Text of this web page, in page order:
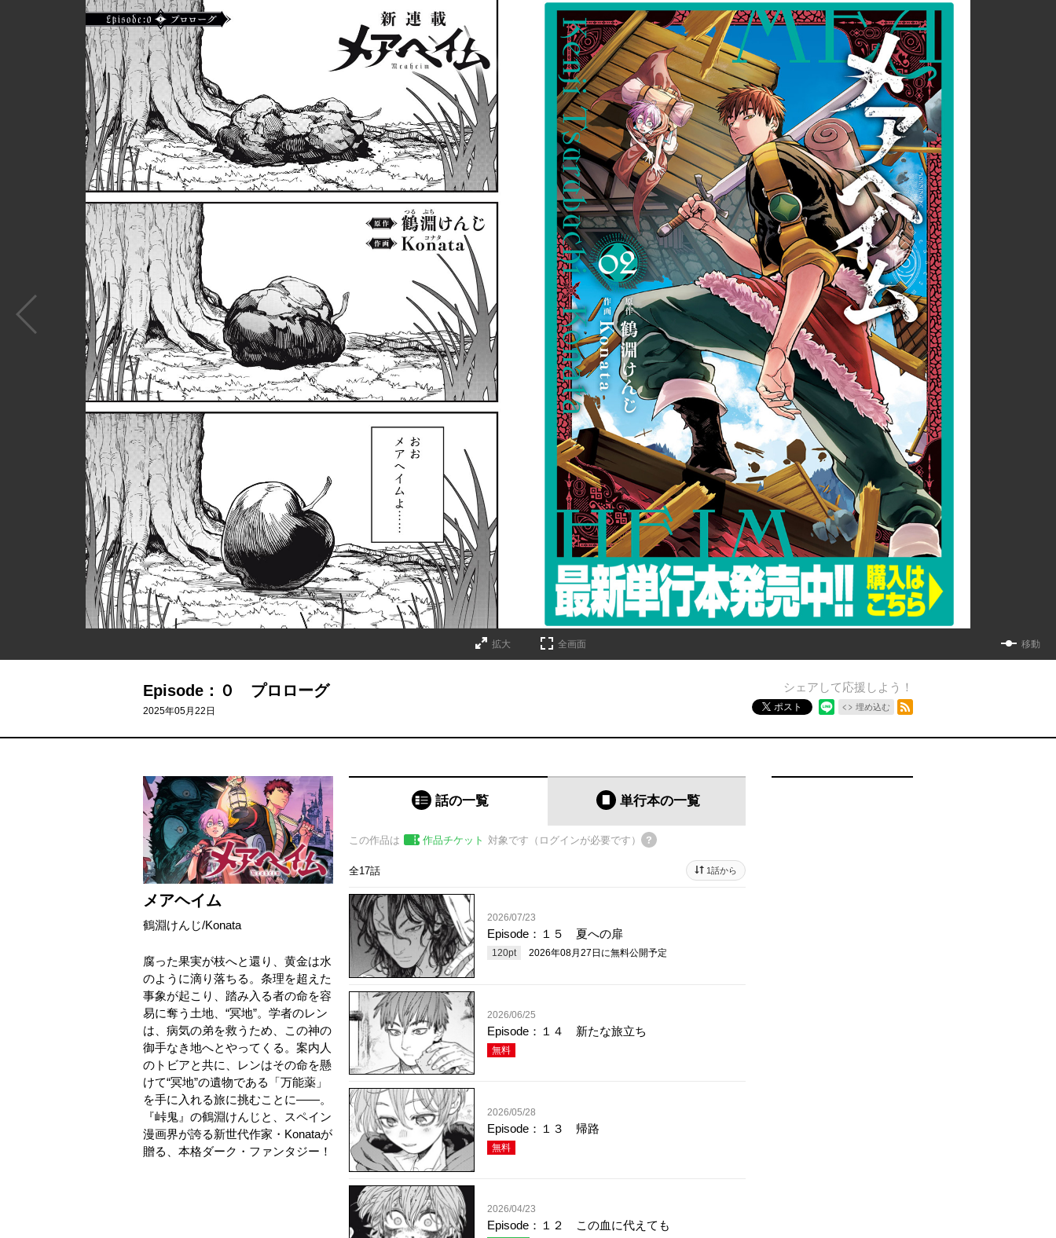
詳細ページへのリンク
拡大 全画面 移動
Episode：０ プロローグ
2025年05月22日
シェアして応援しよう！
ポスト 埋め込む
メアヘイム
鶴淵けんじ/Konata
腐った果実が枝へと還り、黄金は水
のように滴り落ちる。条理を超えた
事象が起こり、踏み入る者の命を容
易に奪う土地、“冥地”。学者のレン
は、病気の弟を救うため、この神の
御手なき地へとやってくる。案内人
のトビアと共に、レンはその命を懸
けて“冥地”の遺物である「万能薬」
を手に入れる旅に挑むことに――。
『峠鬼』の鶴淵けんじと、スペイン
漫画界が誇る新世代作家・Konataが
贈る、本格ダーク・ファンタジー！
話の一覧 単行本の一覧
この作品は 作品チケット 対象です（ログインが必要です）
全17話 1話から
2026/07/23
Episode：１５ 夏への扉
120pt 2026年08月27日 に無料公開予定
2026/06/25
Episode：１４ 新たな旅立ち
無料
2026/05/28
Episode：１３ 帰路
無料
2026/04/23
Episode：１２ この血に代えても